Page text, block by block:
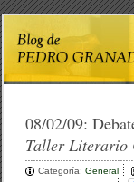
08/02/09:
Taller Literario
Categoría:General